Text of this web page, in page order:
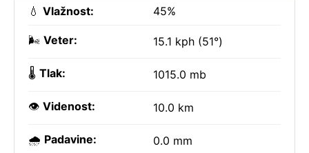
💧 Vlažnost: 45%
🌬️ Veter: 15.1 kph (51°)
🌡️ Tlak: 1015.0 mb
👁️ Videnost: 10.0 km
🌧️ Padavine: 0.0 mm